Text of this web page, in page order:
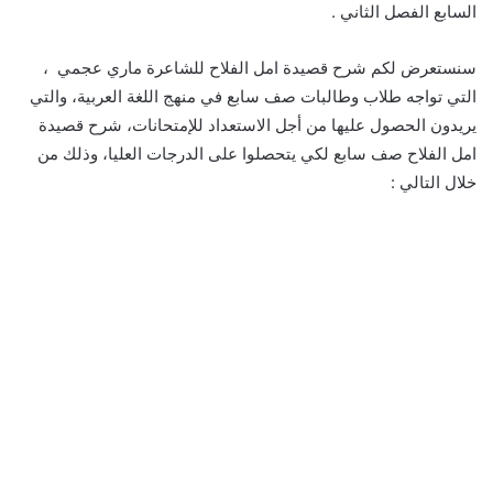
السابع الفصل الثاني .
سنستعرض لكم شرح قصيدة امل الفلاح للشاعرة ماري عجمي ،
التي تواجه طلاب وطالبات صف سابع في منهج اللغة العربية، والتي
يريدون الحصول عليها من أجل الاستعداد للإمتحانات، شرح قصيدة
امل الفلاح صف سابع لكي يتحصلوا على الدرجات العليا، وذلك من
خلال التالي :